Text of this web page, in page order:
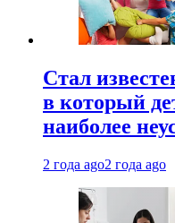
Стал
в который
наиболее
2 года ago2 года ago